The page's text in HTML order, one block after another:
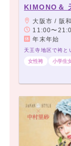
KIMONO＆
大阪市 / 阪和線、大阪環状線、大和路線「JR天王寺駅」下車「
11:00〜21:00 （※12/31(火)
年末年始
女性袴
小学生